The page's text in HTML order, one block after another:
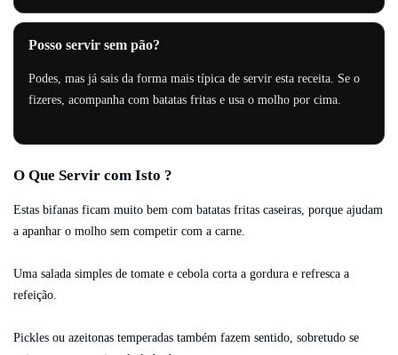
Posso servir sem pão?
Podes, mas já sais da forma mais típica de servir esta receita. Se o
fizeres, acompanha com batatas fritas e usa o molho por cima.
O Que Servir com Isto ?
Estas bifanas ficam muito bem com batatas fritas caseiras, porque ajudam
a apanhar o molho sem competir com a carne.
Uma salada simples de tomate e cebola corta a gordura e refresca a
refeição.
Pickles ou azeitonas temperadas também fazem sentido, sobretudo se